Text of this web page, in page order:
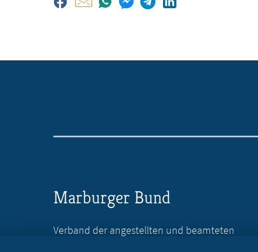
Marburger Bund
Verband der angestellten und beamteten